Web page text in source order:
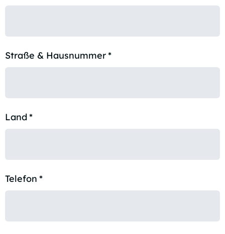
Straße & Hausnummer*
Land*
Telefon *